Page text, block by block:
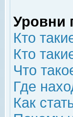
Уровни
Кто
Кто
Что
Где
Как